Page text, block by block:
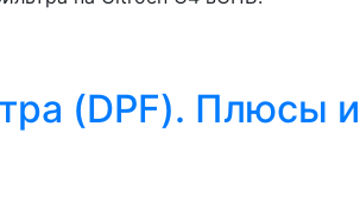
(DPF). Плюсы и